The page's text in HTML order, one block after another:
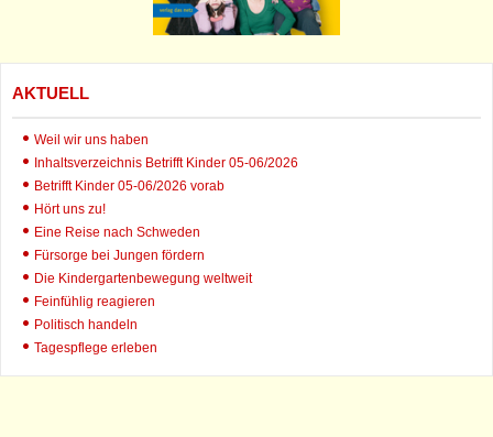
AKTUELL
Weil wir uns haben
Inhaltsverzeichnis Betrifft Kinder 05-06/2026
Betrifft Kinder 05-06/2026 vorab
Hört uns zu!
Eine Reise nach Schweden
Fürsorge bei Jungen fördern
Die Kindergartenbewegung weltweit
Feinfühlig reagieren
Politisch handeln
Tagespflege erleben